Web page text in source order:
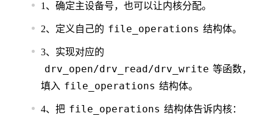
1、确定主设备号，也可以让内核分配。
2、定义自己的 file_operations 结构体。
3、实现对应的
drv_open/drv_read/drv_write 等函数，
填入 file_operations 结构体。
4、把 file_operations 结构体告诉内核：